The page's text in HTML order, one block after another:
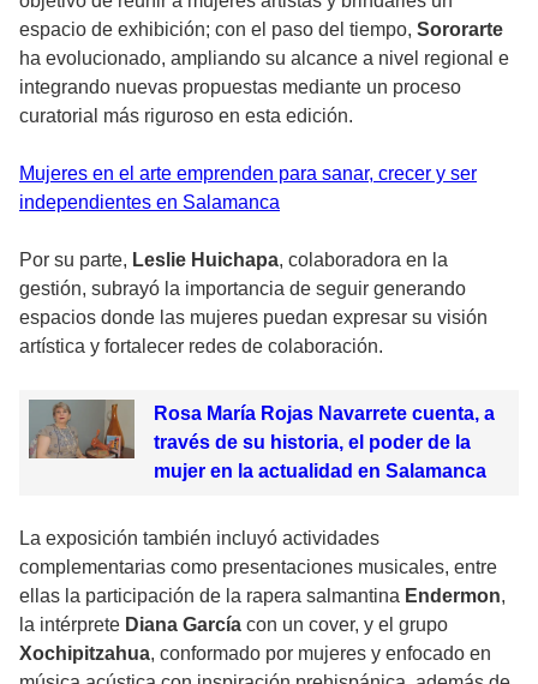
espacio de exhibición; con el paso del tiempo, Sororarte
ha evolucionado, ampliando su alcance a nivel regional e
integrando nuevas propuestas mediante un proceso
curatorial más riguroso en esta edición.
Mujeres en el arte emprenden para sanar, crecer y ser
independientes en Salamanca
Por su parte, Leslie Huichapa, colaboradora en la
gestión, subrayó la importancia de seguir generando
espacios donde las mujeres puedan expresar su visión
artística y fortalecer redes de colaboración.
Rosa María Rojas Navarrete cuenta, a
través de su historia, el poder de la
mujer en la actualidad en Salamanca
La exposición también incluyó actividades
complementarias como presentaciones musicales, entre
ellas la participación de la rapera salmantina Endermon,
la intérprete Diana García con un cover, y el grupo
Xochipitzahua, conformado por mujeres y enfocado en